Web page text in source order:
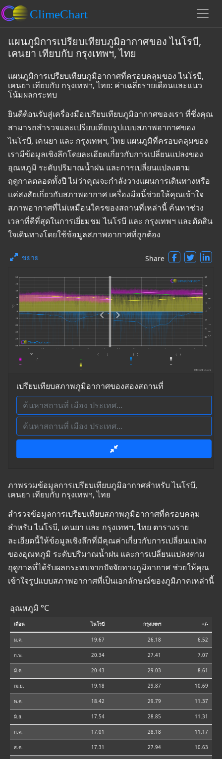
แผนภูมิการเปรียบเทียบภูมิอากาศของ ไนโรบี,
เคนยา เทียบกับ กรุงเทพฯ, ไทย
แผนภูมิการเปรียบเทียบภูมิอากาศที่ครอบคลุมของ ไนโรบี,
เคนยา เทียบกับ กรุงเทพฯ, ไทย: ค่าเฉลี่ยรายเดือนและแนว
โน้มผลกระทบ
ยินดีต้อนรับสู่เครื่องมือเปรียบเทียบภูมิอากาศของเรา ที่ซึ่งคุณ
สามารถสำรวจและเปรียบเทียบรูปแบบสภาพอากาศของ
ไนโรบี, เคนยา และ กรุงเทพฯ, ไทย แผนภูมิที่ครอบคลุมของ
เรามีข้อมูลเชิงลึกโดยละเอียดเกี่ยวกับการเปลี่ยนแปลงของ
อุณหภูมิ ระดับปริมาณน้ำฝน และการเปลี่ยนแปลงตาม
ฤดูกาลตลอดทั้งปี ไม่ว่าคุณจะกำลังวางแผนการเดินทางหรือ
แค่สงสัยเกี่ยวกับสภาพอากาศ เครื่องมือนี้ช่วยให้คุณเข้าใจ
สภาพอากาศที่ไม่เหมือนใครของสถานที่เหล่านี้ ค้นหาช่วง
เวลาที่ดีที่สุดในการเยี่ยมชม ไนโรบี และ กรุงเทพฯ และตัดสิน
ใจเดินทางโดยใช้ข้อมูลสภาพอากาศที่ถูกต้อง
ขยาย Share
เปรียบเทียบสภาพภูมิอากาศของสองสถานที่
ภาพรวมข้อมูลการเปรียบเทียบภูมิอากาศสำหรับ ไนโรบี,
เคนยา เทียบกับ กรุงเทพฯ, ไทย
สำรวจข้อมูลการเปรียบเทียบสภาพภูมิอากาศที่ครอบคลุม
สำหรับ ไนโรบี, เคนยา และ กรุงเทพฯ, ไทย ตารางราย
ละเอียดนี้ให้ข้อมูลเชิงลึกที่มีคุณค่าเกี่ยวกับการเปลี่ยนแปลง
ของอุณหภูมิ ระดับปริมาณน้ำฝน และการเปลี่ยนแปลงตาม
ฤดูกาลที่ได้รับผลกระทบจากปัจจัยทางภูมิอากาศ ช่วยให้คุณ
เข้าใจรูปแบบสภาพอากาศที่เป็นเอกลักษณ์ของภูมิภาคเหล่านี้
อุณหภูมิ °C
เดือน ไนโรบี กรุงเทพฯ +/-
ม.ค. 19.67 26.18 6.52
ก.พ. 20.34 27.41 7.07
มี.ค. 20.43 29.03 8.61
เม.ย. 19.18 29.87 10.69
พ.ค. 18.42 29.79 11.37
มิ.ย. 17.54 28.85 11.31
ก.ค. 17.01 28.18 11.17
ส.ค. 17.31 27.94 10.63